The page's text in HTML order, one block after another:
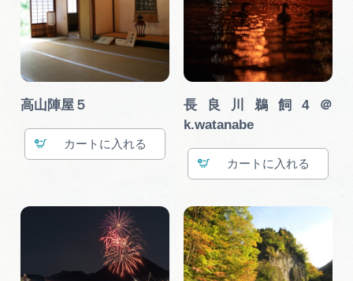
高山陣屋５
カート
長良川鵜飼4＠
k.watanabe
カート